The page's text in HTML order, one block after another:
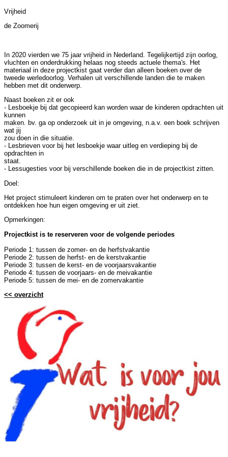
Vrijheid
de Zoomerij
In 2020 vierden we 75 jaar vrijheid in Nederland. Tegelijkertijd zijn oorlog,
vluchten en onderdrukking helaas nog steeds actuele thema's. Het
materiaal in deze projectkist gaat verder dan alleen boeken over de
tweede werledoorlog. Verhalen uit verschillende landen die te maken
hebben met dit onderwerp.
Naast boeken zit er ook
- Lesboekje bij dat gecopieerd kan worden waar de kinderen opdrachten uit
kunnen
maken. bv. ga op onderzoek uit in je omgeving, n.a.v. een boek schrijven
wat jij
zou doen in die situatie.
- Lesbrieven voor bij het lesboekje waar uitleg en verdieping bij de
opdrachten in
staat.
- Lessugesties voor bij verschillende boeken die in de projectkist zitten.
Doel:
Het project stimuleert kinderen om te praten over het onderwerp en te
ontdekken hoe hun eigen omgeving er uit ziet.
Opmerkingen:
Projectkist is te reserveren voor de volgende periodes
Periode 1: tussen de zomer- en de herfstvakantie
Periode 2: tussen de herfst- en de kerstvakantie
Periode 3: tussen de kerst- en de voorjaarsvakantie
Periode 4: tussen de voorjaars- en de meivakantie
Periode 5: tussen de mei- en de zomervakantie
<< overzicht